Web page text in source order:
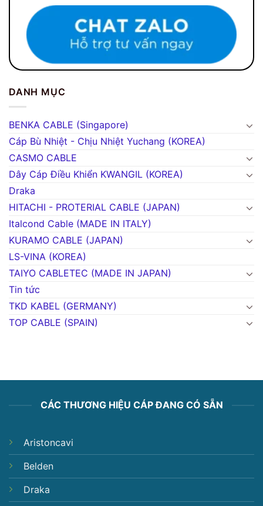
DANH MỤC
BENKA CABLE (Singapore)
Cáp Bù Nhiệt - Chịu Nhiệt Yuchang (KOREA)
CASMO CABLE
Dây Cáp Điều Khiển KWANGIL (KOREA)
Draka
HITACHI - PROTERIAL CABLE (JAPAN)
Italcond Cable (MADE IN ITALY)
KURAMO CABLE (JAPAN)
LS-VINA (KOREA)
TAIYO CABLETEC (MADE IN JAPAN)
Tin tức
TKD KABEL (GERMANY)
TOP CABLE (SPAIN)
CÁC THƯƠNG HIỆU CÁP ĐANG CÓ SẴN
Aristoncavi
Belden
Draka